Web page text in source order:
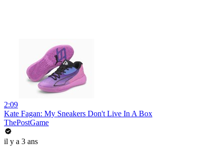
2:09
Kate Fagan: My Sneakers Don't Live In A Box
ThePostGame
il y a 3 ans